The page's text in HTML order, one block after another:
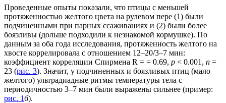
Проведенные опыты показали, что птицы с меньшей
протяженностью желтого цвета на рулевом пере (1) были
подчиненными при парных ссаживаниях и (2) были более
боязливы (дольше подходили к незнакомой кормушке). По
данным за оба года исследования, протяженность желтого на
хвосте коррелировала с отношением 12–20/3–7 мин:
коэффициент корреляции Спирмена R = = 0.69, p < 0.001, n =
23 (рис. 3). Значит, у подчиненных и боязливых птиц (мало
желтого) ультрадиадные ритмы температуры тела с
периодичностью 3–7 мин были выражены сильнее (пример:
рис. 1б).